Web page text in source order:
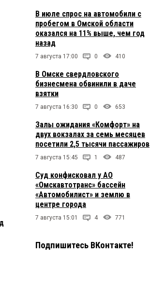
В июле спрос на автомобили с
пробегом в Омской области
оказался на 11% выше, чем год
назад
7 августа 17:00 0 410
В Омске свердловского
бизнесмена обвинили в даче
взятки
7 августа 16:30 0 653
Залы ожидания «Комфорт» на
двух вокзалах за семь месяцев
посетили 2,5 тысячи пассажиров
7 августа 15:45 1 487
Суд конфисковал у АО
«Омскавтотранс» бассейн
«Автомобилист» и землю в
центре города
7 августа 15:01 4 771
Подпишитесь ВКонтакте!